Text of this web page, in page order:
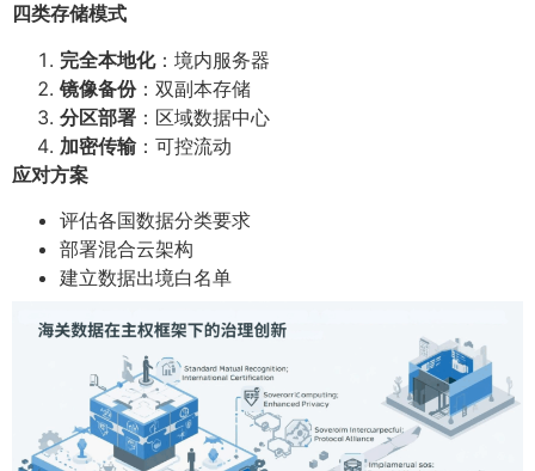
四类存储模式
完全本地化：境内服务器
镜像备份：双副本存储
分区部署 ：区域数据中心
加密传输：可控流动
应对方案
评估各国数据分类要求
部署混合云架构
建立数据出境白名单